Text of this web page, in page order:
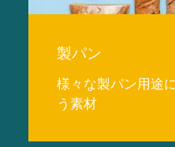
製パン
様々な製パン用途
う素材